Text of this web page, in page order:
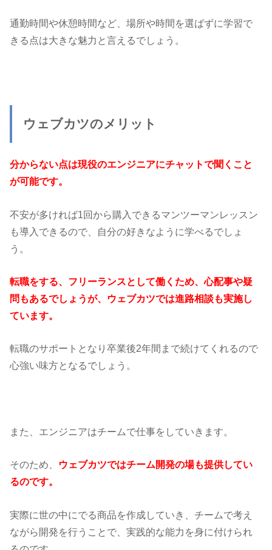
通勤時間や休憩時間など、場所や時間を選ばずに学習で
きる点は大きな魅力と言えるでしょう。
ウェブカツのメリット
分からない点は現役のエンジニアにチャットで聞くこと
が可能です。
不安が多ければ1回から購入できるマンツーマンレッスン
も導入できるので、自分の好きなように学べるでしょ
う。
転職をする、フリーランスとして働くため、心配事や疑
問もあるでしょうが、ウェブカツでは進路相談も実施し
ています。
転職のサポートとなり卒業後2年間まで続けてくれるので
心強い味方となるでしょう。
また、エンジニアはチームで仕事をしていきます。
そのため、 ウェブカツではチーム開発の場も提供してい
るのです。
実際に世の中にでる商品を作成していき、チームで考え
ながら開発を行うことで、実践的な能力を身に付けられ